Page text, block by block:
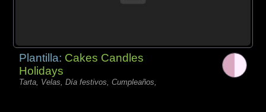
Plantilla: Cakes Candles
Holidays
Tarta, Velas, Día festivos, Cumpleaños,